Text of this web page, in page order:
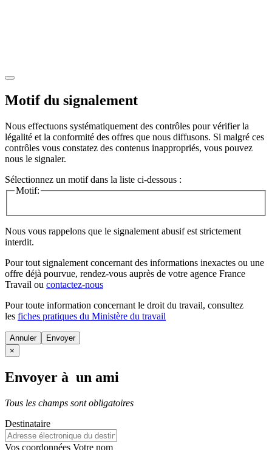
Motif du signalement
Nous effectuons systématiquement des contrôles pour vérifier la
légalité et la conformité des offres que nous diffusons. Si malgré ces
contrôles vous constatez des contenus inappropriés, vous pouvez
nous le signaler.
Sélectionnez un motif dans la liste ci-dessous :
Motif:
Nous vous rappelons que le signalement abusif est strictement
interdit.
Pour tout signalement concernant des informations inexactes ou une
offre déjà pourvue, rendez-vous auprès de votre agence France
Travail ou contactez-nous
Pour toute information concernant le droit du travail, consultez
les fiches pratiques du Ministère du travail
Annuler
×
Envoyer à un ami
Tous les champs sont obligatoires
Destinataire
Vos coordonnées Votre nom